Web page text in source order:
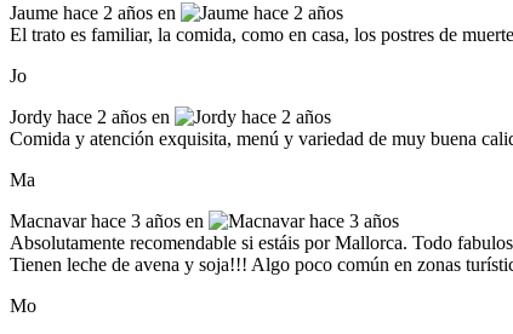
Jaume hace 2 años en
El trato es familiar, la comida, como en casa, los postres de
Jo
Jordy hace 2 años en
Comida y atención exquisita, menú y variedad de muy buena
Ma
Macnavar hace 3 años en
Absolutamente recomendable si estáis por Mallorca. Todo
Tienen leche de avena y soja!!! Algo poco común en zonas
Mo